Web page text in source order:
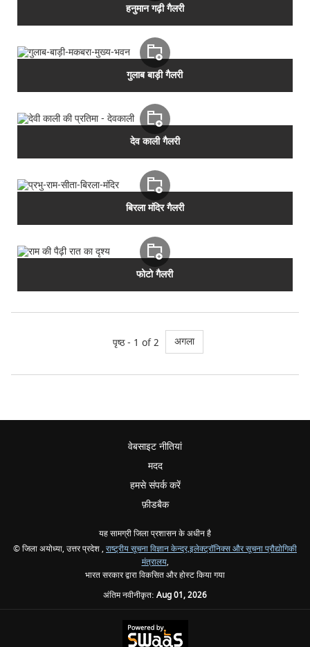
हनुमान गढ़ी गैलरी
गुलाब बाड़ी गैलरी
देव काली गैलरी
बिरला मंदिर गैलरी
फोटो गैलरी
पृष्ठ - 1 of 2 अगला
वेबसाइट नीतियां
मदद
हमसे संपर्क करें
फ़ीडबैक
यह सामग्री जिला प्रशासन के अधीन है
© जिला अयोध्या, उत्तर प्रदेश , राष्ट्रीय सूचना विज्ञान केन्द्र,इलेक्ट्रॉनिक्स और सूचना प्रौद्योगिकी
मंत्रालय,
भारत सरकार द्वारा विकसित और होस्ट किया गया
अंतिम नवीनीकृत: Aug 01, 2026